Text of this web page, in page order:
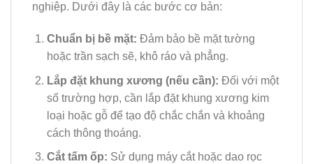
nghiệp. Dưới đây là các bước cơ bản:
Chuẩn bị bề mặt: Đảm bảo bề mặt tường
hoặc trần sạch sẽ, khô ráo và phẳng.
Lắp đặt khung xương (nếu cần): Đối với một
số trường hợp, cần lắp đặt khung xương kim
loại hoặc gỗ để tạo độ chắc chắn và khoảng
cách thông thoáng.
Cắt tấm ốp: Sử dụng máy cắt hoặc dao rọc